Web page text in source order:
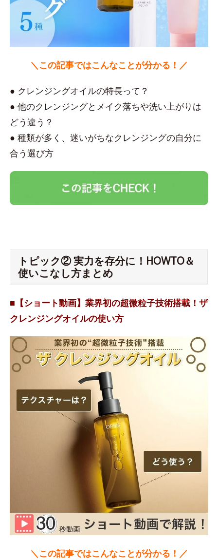
＼この記事ではこんなことが分かる！／
● クレンジングオイルの特長って？
● 他のクレンジングとメイク落ちや洗い上がりは
どう違う？
● 種類が多く、迷いがちなクレンジングの自分に
合う選び方
トピック② 実力を存分に！HOWTO＆
使いこなし方まとめ
■【ショート動画】業界初の超微粒子技術搭載！ザ
クレンジングオイルの使い方
＼この記事ではこんなことが分かる！／